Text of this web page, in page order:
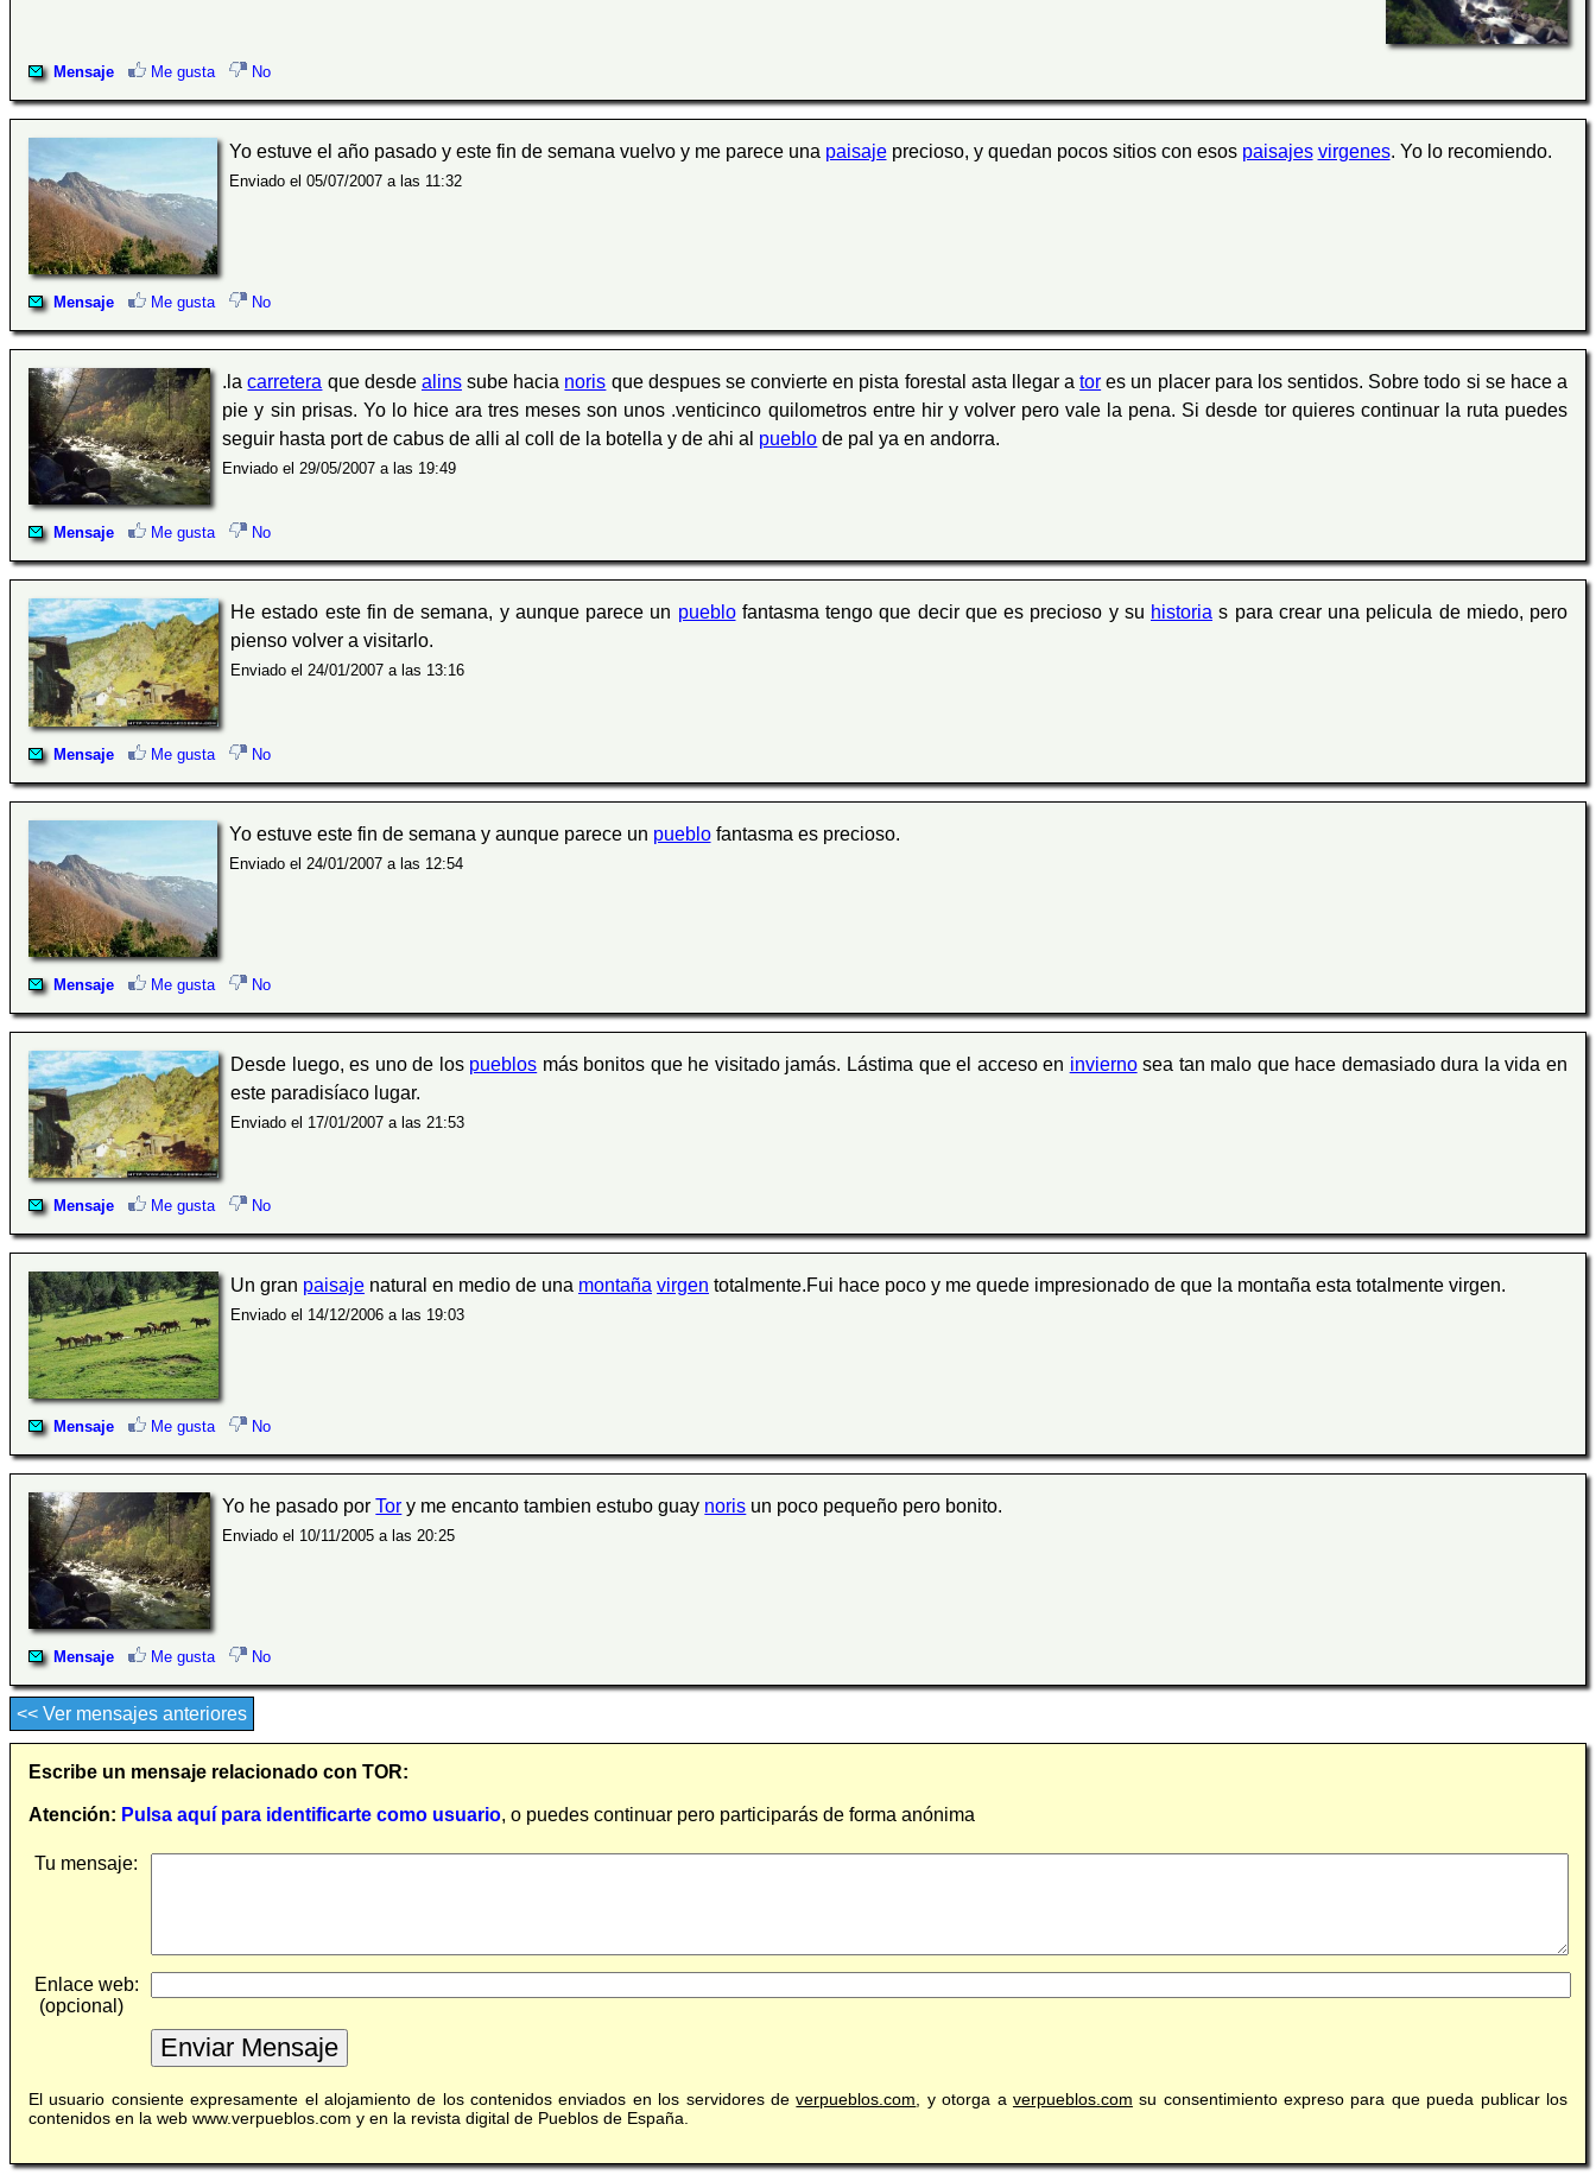
Mensaje Me gusta No
Yo estuve el año pasado y este fin de semana vuelvo y me parece una paisajeprecioso, y quedan pocos sitios con esos paisajes virgenes. Yo lo recomiendo.
Enviado el 05/07/2007 a las 11:32
Mensaje Me gusta No
.lacarretera que desde alinssube hacia noris que despues se convierte en pista forestal asta llegar ator es un placer para los sentidos. Sobre todo si se hace a
pie y sin prisas. Yo lo hice ara tres meses son unos .venticinco quilometros entre hir y volver pero vale la pena. Si desde tor quieres continuar la ruta puedes
seguir hasta port de cabus de alli al coll de la botella y de ahi al pueblo de pal ya en andorra.
Enviado el 29/05/2007 a las 19:49
Mensaje Me gusta No
He estado este fin de semana, y aunque parece un pueblofantasma tengo que decir que es precioso y su historia s para crear una pelicula de miedo, pero
pienso volver a visitarlo.
Enviado el 24/01/2007 a las 13:16
Mensaje Me gusta No
Yo estuve este fin de semana y aunque parece un pueblofantasma es precioso.
Enviado el 24/01/2007 a las 12:54
Mensaje Me gusta No
Desde luego, es uno de los pueblos más bonitos que he visitado jamás. Lástima que el acceso en inviernosea tan malo que hace demasiado dura la vida en
este paradisíaco lugar.
Enviado el 17/01/2007 a las 21:53
Mensaje Me gusta No
Un gran paisaje natural en medio de una montaña virgen totalmente.Fui hace poco y me quede impresionado de que la montaña esta totalmente virgen.
Enviado el 14/12/2006 a las 19:03
Mensaje Me gusta No
Yo he pasado porTor y me encanto tambien estubo guay noris un poco pequeño pero bonito.
Enviado el 10/11/2005 a las 20:25
Mensaje Me gusta No
<< Ver mensajes anteriores
Escribe un mensaje relacionado con TOR:
Atención: Pulsa aquí para identificarte como usuario, o puedes continuar pero participarás de forma anónima
Tu mensaje:
Enlace web:
(opcional)
El usuario consiente expresamente el alojamiento de los contenidos enviados en los servidores deverpueblos.com, y otorga a verpueblos.com su consentimiento expreso para que pueda publicar los
contenidos en la web www.verpueblos.com y en la revista digital de Pueblos de España.